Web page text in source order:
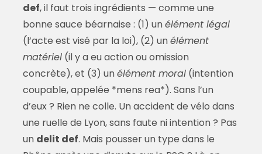
def, il faut trois ingrédients — comme une
bonne sauce béarnaise : (1) unélément légal
(l’acte est visé par la loi), (2) unélément
matériel(il y a eu action ou omission
concrète), et (3) unélément moral(intention
coupable, appelée *mens rea*). Sans l’un
d’eux ? Rien ne colle. Un accident de vélo dans
une ruelle de Lyon, sans faute ni intention ? Pas
un delit def. Mais pousser un type dans le